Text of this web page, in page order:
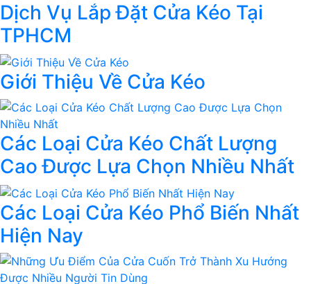
Dịch Vụ Lắp Đặt Cửa Kéo Tại
TPHCM
Giới Thiệu Về Cửa Kéo
Các Loại Cửa Kéo Chất Lượng
Cao Được Lựa Chọn Nhiều Nhất
Các Loại Cửa Kéo Phổ Biến Nhất
Hiện Nay